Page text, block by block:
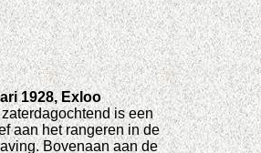
1928, Exloo
is een
aan het rangeren in de
Bovenaan aan de